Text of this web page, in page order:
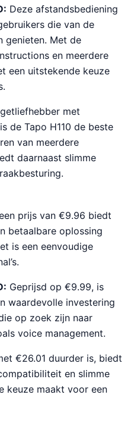
Deze afstandsbediening
die van de
genieten. Met de
en meerdere
een uitstekende keuze
met
de Tapo H110 de beste
van meerdere
daarnaast slimme
prijs van €9.96 biedt
betaalbare oplossing
is een eenvoudige
Geprijsd op €9.99, is
waardevolle investering
op zoek zijn naar
voice management.
€26.01 duurder is, biedt
en slimme
keuze maakt voor een